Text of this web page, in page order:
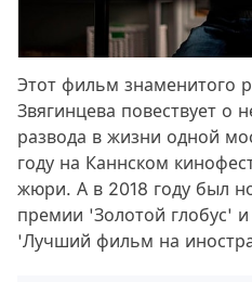
Этот фильм знаменитого
Звягинцева повествует о
развода в жизни одной
году на Каннском
жюри. А в 2018 году был
премии 'Золотой глобус'
'Лучший фильм на